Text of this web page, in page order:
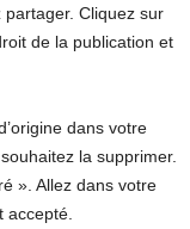
Cliquez sur
de la publication et
dans votre
la supprimer.
». Allez dans votre
accepté.